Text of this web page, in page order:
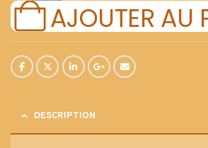
AJOUTER AU
DESCRIPTION